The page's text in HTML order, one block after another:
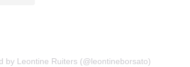
by Leontine Ruiters (@leontineborsato)